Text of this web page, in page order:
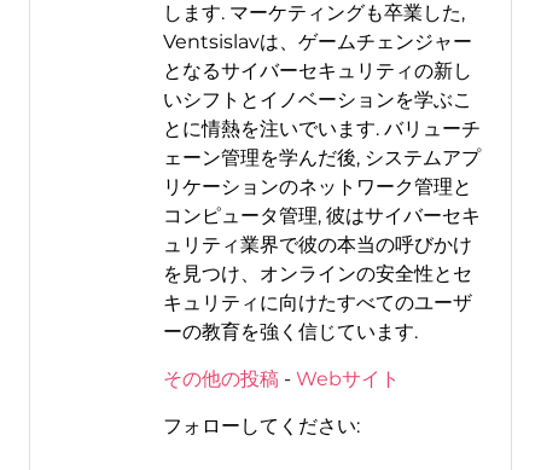
します. マーケティングも卒業した,
Ventsislavは、ゲームチェンジャー
となるサイバーセキュリティの新し
いシフトとイノベーションを学ぶこ
とに情熱を注いでいます. バリューチ
ェーン管理を学んだ後, システムアプ
リケーションのネットワーク管理と
コンピュータ管理, 彼はサイバーセキ
ュリティ業界で彼の本当の呼びかけ
を見つけ、オンラインの安全性とセ
キュリティに向けたすべてのユーザ
ーの教育を強く信じています.
その他の投稿- Webサイト
フォローしてください: